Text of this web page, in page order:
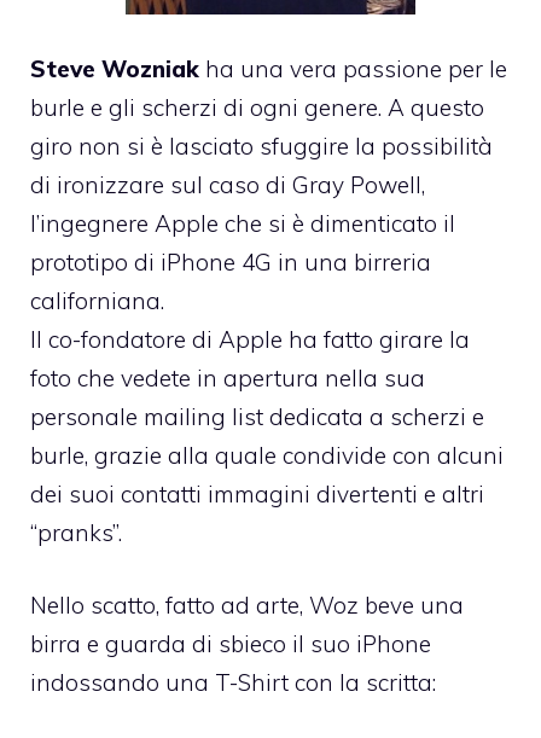
Steve Wozniak ha una vera passione per le
burle e gli scherzi di ogni genere. A questo
giro non si è lasciato sfuggire la possibilità
di ironizzare sul caso di Gray Powell,
l’ingegnere Apple che si è dimenticato il
prototipo di iPhone 4G in una birreria
californiana.
Il co-fondatore di Apple ha fatto girare la
foto che vedete in apertura nella sua
personale mailing list dedicata a scherzi e
burle, grazie alla quale condivide con alcuni
dei suoi contatti immagini divertenti e altri
“pranks”.
Nello scatto, fatto ad arte, Woz beve una
birra e guarda di sbieco il suo iPhone
indossando una T-Shirt con la scritta: